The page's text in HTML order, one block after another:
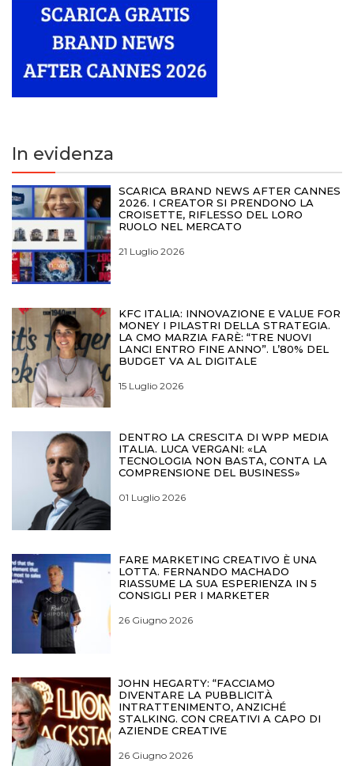
In evidenza
SCARICA BRAND NEWS AFTER CANNES
2026. I CREATOR SI PRENDONO LA
CROISETTE, RIFLESSO DEL LORO
RUOLO NEL MERCATO
21 Luglio 2026
KFC ITALIA: INNOVAZIONE E VALUE FOR
MONEY I PILASTRI DELLA STRATEGIA.
LA CMO MARZIA FARÈ: “TRE NUOVI
LANCI ENTRO FINE ANNO”. L’80% DEL
BUDGET VA AL DIGITALE
15 Luglio 2026
DENTRO LA CRESCITA DI WPP MEDIA
ITALIA. LUCA VERGANI: «LA
TECNOLOGIA NON BASTA, CONTA LA
COMPRENSIONE DEL BUSINESS»
01 Luglio 2026
FARE MARKETING CREATIVO È UNA
LOTTA. FERNANDO MACHADO
RIASSUME LA SUA ESPERIENZA IN 5
CONSIGLI PER I MARKETER
26 Giugno 2026
JOHN HEGARTY: “FACCIAMO
DIVENTARE LA PUBBLICITÀ
INTRATTENIMENTO, ANZICHÉ
STALKING. CON CREATIVI A CAPO DI
AZIENDE CREATIVE
26 Giugno 2026